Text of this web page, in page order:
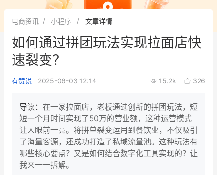
面对面聊增长
新零售大会
增长产品指南
智库 产品场景库
产品更新动态
电商资讯 小程序 文章详情
如何通过拼团玩法实现拉面店快
速裂变？
有赞说 2025-06-03 12:14 15.2k 326
导读： 在一家拉面店，老板通过创新的拼团玩法，短
短一个月时间实现了50万的营业额，这种运营模式
让人眼前一亮。将拼单裂变运用到餐饮业，不仅吸引
了海量客源，还成功打造了私域流量池。这种玩法有
哪些核心要点？又是如何结合数字化工具实现的？让
我来一一拆解。